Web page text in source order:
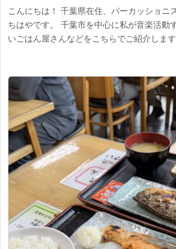
こんにちは！ 千葉県在住、パーカッショニ
ちはやです。 千葉市を中心に私が音楽活動
いごはん屋さんなどをこちらでご紹介しま